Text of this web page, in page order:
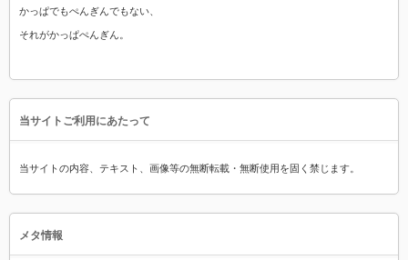
かっぱでもぺんぎんでもない、
それがかっぱぺんぎん。
当サイトご利用にあたって
当サイトの内容、テキスト、画像等の無断転載・無断使用を固く禁じます。
メタ情報